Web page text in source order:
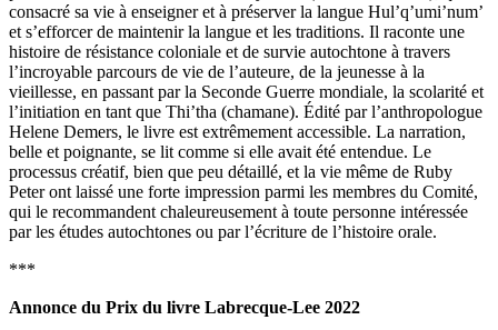
consacré sa vie à enseigner et à préserver la langue Hul’q’umi’num’
et s’efforcer de maintenir la langue et les traditions. Il raconte une
histoire de résistance coloniale et de survie autochtone à travers
l’incroyable parcours de vie de l’auteure, de la jeunesse à la
vieillesse, en passant par la Seconde Guerre mondiale, la scolarité et
l’initiation en tant que Thi’tha (chamane). Édité par l’anthropologue
Helene Demers, le livre est extrêmement accessible. La narration,
belle et poignante, se lit comme si elle avait été entendue. Le
processus créatif, bien que peu détaillé, et la vie même de Ruby
Peter ont laissé une forte impression parmi les membres du Comité,
qui le recommandent chaleureusement à toute personne intéressée
par les études autochtones ou par l’écriture de l’histoire orale.
***
Annonce du Prix du livre Labrecque-Lee 2022